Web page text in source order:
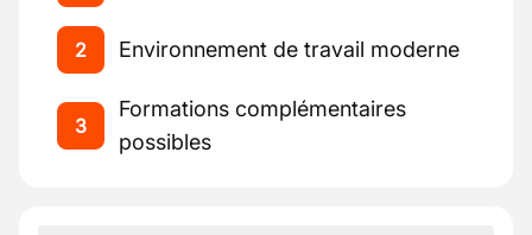
2 Environnement de travail moderne
3
Formations complémentaires
possibles